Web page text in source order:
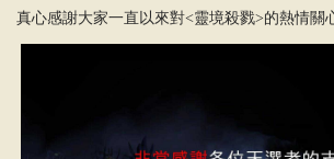
真心感謝大家一直以來對<靈境殺戮>的熱情關